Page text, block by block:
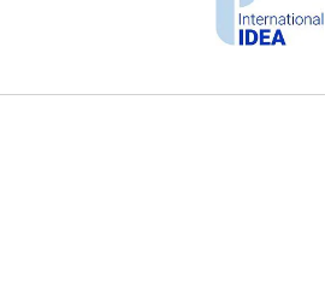
Audiencias Vecinales